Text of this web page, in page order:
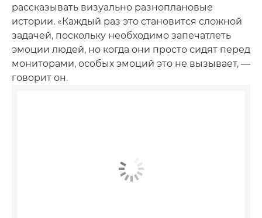
рассказывать визуально разноплановые
истории. «Каждый раз это становится сложной
задачей, поскольку необходимо запечатлеть
эмоции людей, но когда они просто сидят перед
мониторами, особых эмоций это не вызывает, —
говорит он.